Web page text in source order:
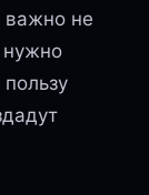
важно не
нужно